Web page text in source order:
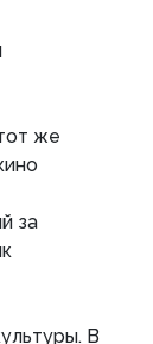
же
за
В